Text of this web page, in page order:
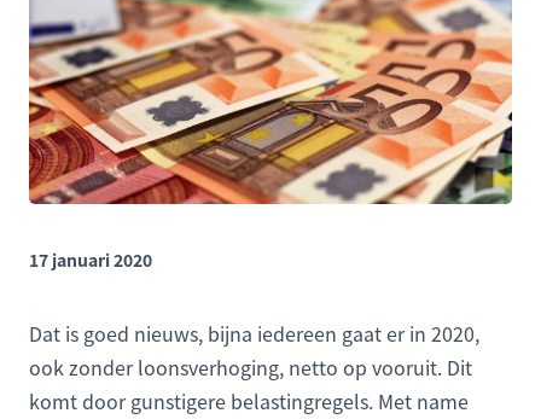
17 januari 2020
Dat is goed nieuws, bijna iedereen gaat er in 2020,
ook zonder loonsverhoging, netto op vooruit. Dit
komt door gunstigere belastingregels. Met name